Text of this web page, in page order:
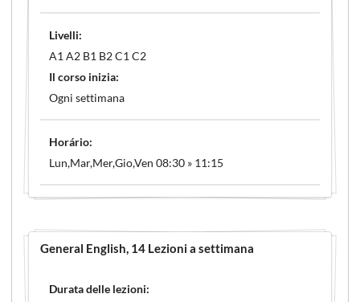
Livelli:
A1 A2 B1 B2 C1 C2
Il corso inizia:
Ogni settimana
Horário:
Lun,Mar,Mer,Gio,Ven 08:30 » 11:15
General English, 14 Lezioni a settimana
Durata delle lezioni: